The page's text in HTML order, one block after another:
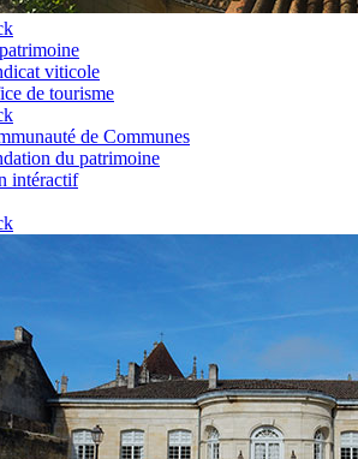
viticole
de tourisme
de Communes
du patrimoine
intéractif